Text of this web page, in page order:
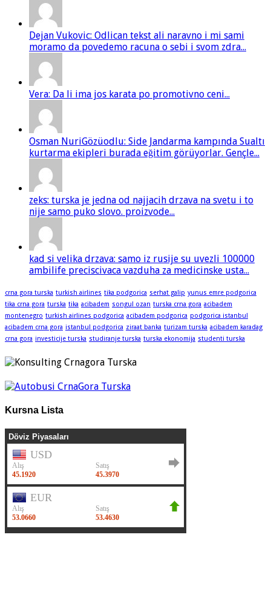
Dejan Vukovic: Odlican tekst ali naravno i mi sami
moramo da povedemo racuna o sebi i svom zdra...
Vera: Da li ima jos karata po promotivno ceni...
Osman NuriGözüodlu: Side Jandarma kampında Sualtı
kurtarma ekipleri burada eğitim görüyorlar. Gençle...
zeks: turska je jedna od najjacih drzava na svetu i to
nije samo puko slovo. proizvode...
kad si velika drzava: samo iz rusije su uvezli 100000
ambilife preciscivaca vazduha za medicinske usta...
crna gora turska turkish airlines tika podgorica serhat galip yunus emre podgorica
tika crna gora turska tika acibadem songul ozan turska crna gora acibadem
montenegro turkish airlines podgorica acibadem podgorica podgorica istanbul
acibadem crna gora istanbul podgorica ziraat banka turizam turska acibadem karadag
crna gora investicije turska studiranje turska turska ekonomija studenti turska
Kursna Lista